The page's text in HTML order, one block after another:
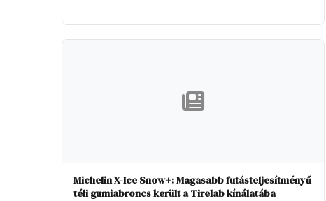
Michelin X-Ice Snow+: Magasabb futásteljesítményű
téli gumiabroncs került a Tirelab kínálatába